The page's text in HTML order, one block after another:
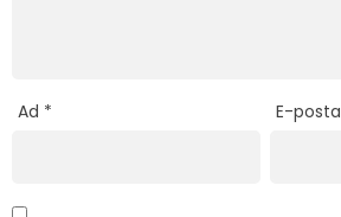
Ad * E-posta